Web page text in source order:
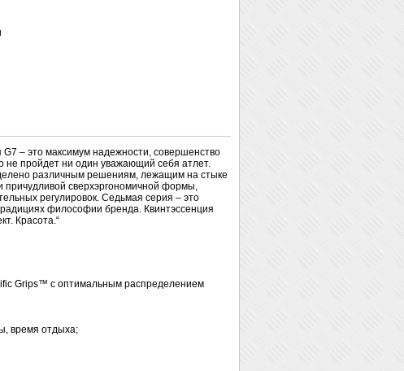
– это максимум надежности, совершенство
не пройдет ни один уважающий себя атлет.
различным решениям, лежащим на стыке
сверхэргономичной формы,
регулировок. Седьмая серия – это
философии бренда. Квинтэссенция
Красота.“
Grips™ c оптимальным распределением
время отдыха;